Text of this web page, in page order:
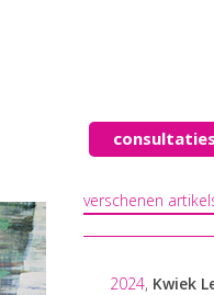
verschenen
2024, Kwiek